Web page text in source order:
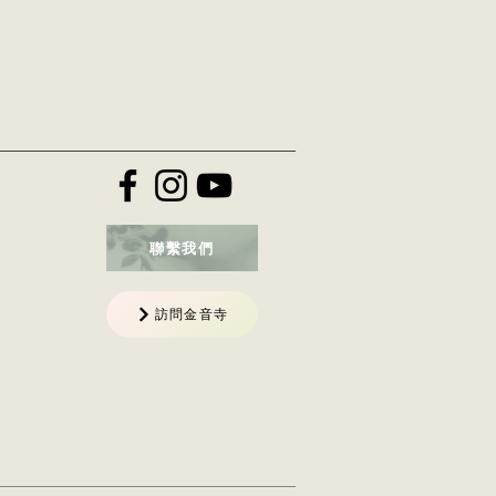
聯繫我們
訪問金音寺